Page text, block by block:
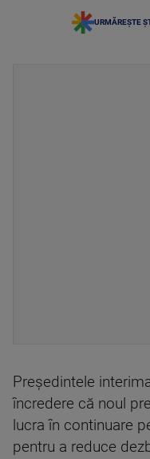
URMĂREȘTE
Preşedintele
încredere că noul
lucra în continuare
pentru a reduce